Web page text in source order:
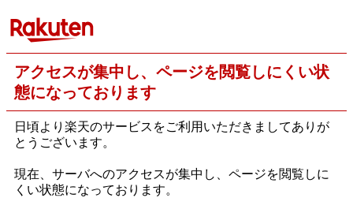
アクセスが集中し、ページを閲覧しにくい状
態になっております
日頃より楽天のサービスをご利用いただきましてありが
とうございます。
現在、サーバへのアクセスが集中し、ページを閲覧しに
くい状態になっております。